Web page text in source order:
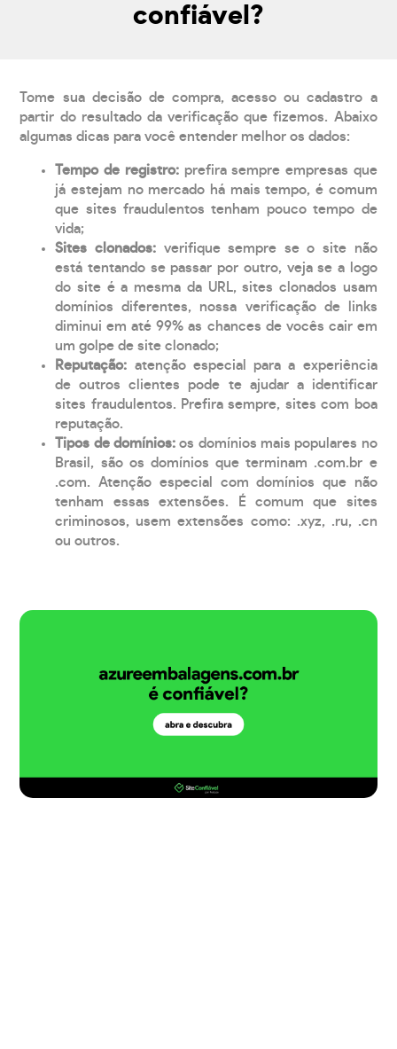
confiável?
Tome sua decisão de compra, acesso ou cadastro a
partir do resultado da verificação que fizemos. Abaixo
algumas dicas para você entender melhor os dados:
Tempo de registro: prefira sempre empresas que
já estejam no mercado há mais tempo, é comum
que sites fraudulentos tenham pouco tempo de
vida;
Sites clonados: verifique sempre se o site não
está tentando se passar por outro, veja se a logo
do site é a mesma da URL, sites clonados usam
domínios diferentes, nossa verificação de links
diminui em até 99% as chances de vocês cair em
um golpe de site clonado;
Reputação: atenção especial para a experiência
de outros clientes pode te ajudar a identificar
sites fraudulentos. Prefira sempre, sites com boa
reputação.
Tipos de domínios:os domínios mais populares no
Brasil, são os domínios que terminam .com.br e
.com. Atenção especial com domínios que não
tenham essas extensões. É comum que sites
criminosos, usem extensões como: .xyz, .ru, .cn
ou outros.